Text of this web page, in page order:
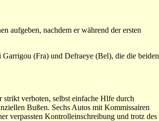
aufgeben, nachdem er während der ersten
(Fra) und Defraeye (Bel), die die beiden
verboten, selbst einfache Hlfe durch
Bußen. Sechs Autos mit Kommissairen
verpassten Kontrolleinschreibung und trotz des